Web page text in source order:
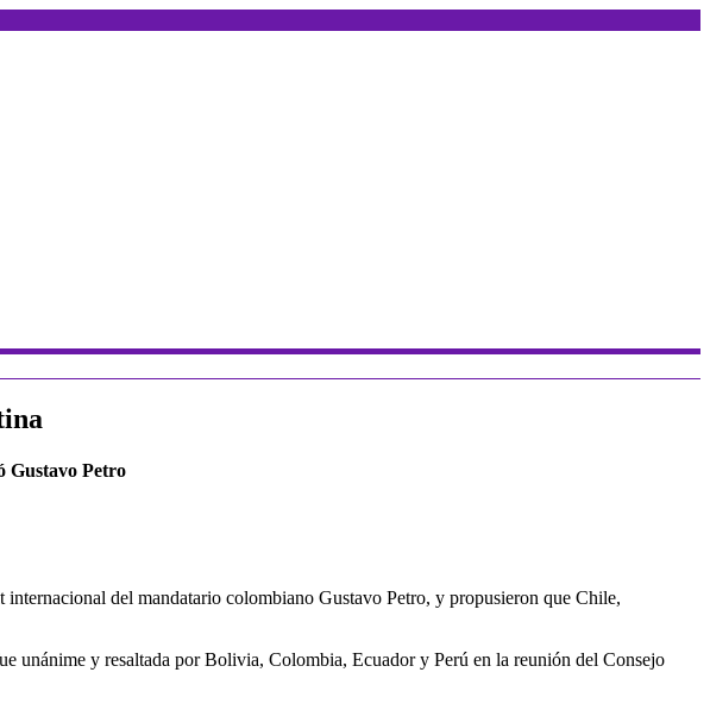
Gustavo Petro
del mandatario colombiano Gustavo Petro, y propusieron que Chile,
unánime y resaltada por Bolivia, Colombia, Ecuador y Perú en la reunión del Consejo